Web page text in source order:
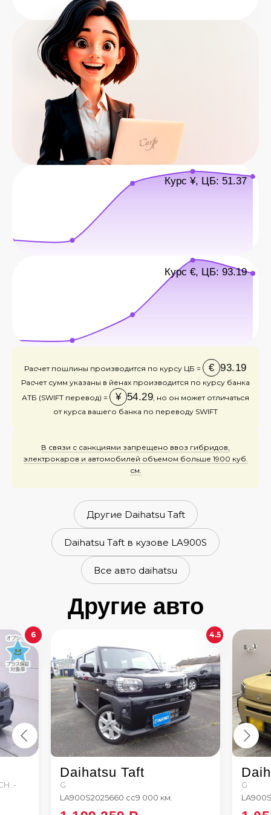
Курс ¥, ЦБ: 51.37
Курс €, ЦБ: 93.19
Расчет пошлины производится по курсу ЦБ = € 93.19
Расчет сумм указаны в йенах производится по курсу банка
АТБ (SWIFT перевод) =
¥ 54.29 , но он может отличаться
от курса вашего банка по переводу SWIFT
В связи с санкциями запрещено ввоз гибридов,
электрокаров и автомобилей объемом больше 1900 куб.
см.
Другие Daihatsu Taft
Daihatsu Taft в кузове LA900S
Все авто daihatsu
Другие авто
4.5
Daihatsu Taft
G
LA900S2025660 сс9 000 км.
G
6
.-